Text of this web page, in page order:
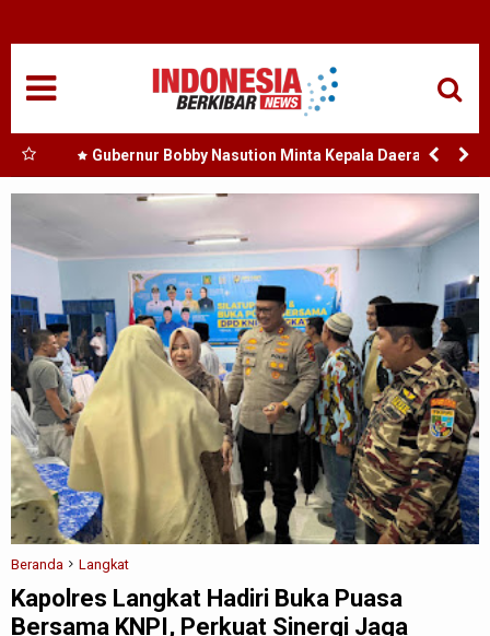
Gubernur Bobby Nasution Minta Kepala Daerah se-
Kepulauan Nias Percepat Usulan BKP 2027
Beranda Langkat
Kapolres Langkat Hadiri Buka Puasa
Bersama KNPI, Perkuat Sinergi Jaga
NASIONAL
SUMUT
MEDAN
TANJUNGBALAI
ACEH
EDUKASI
ADVETORIAL
REDAKSI